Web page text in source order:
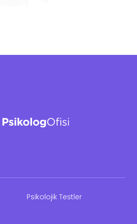
Psikolojik Testler